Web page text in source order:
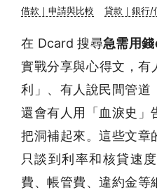
借款｜申請與比較 貸款｜銀行/
在 Dcard 搜尋急需用
實戰分享與心得文，
利」、有人說民間管道
還會有人用「血淚史」
把洞補起來。這些文章
只談到利率和核貸速
費、帳管費、違約金等